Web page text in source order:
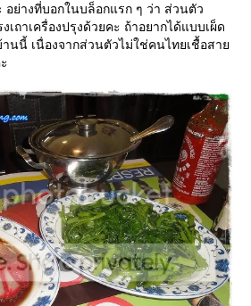
อย่างที่บอกในบล็อกแรก ๆ ว่า ส่วนตัว
ถาเครื่องปรุงด้วยคะ ถ้าอยากได้แบบเผ็ด
นนี้ เนื่องจากส่วนตัวไม่ใช่คนไทยเชื้อสา